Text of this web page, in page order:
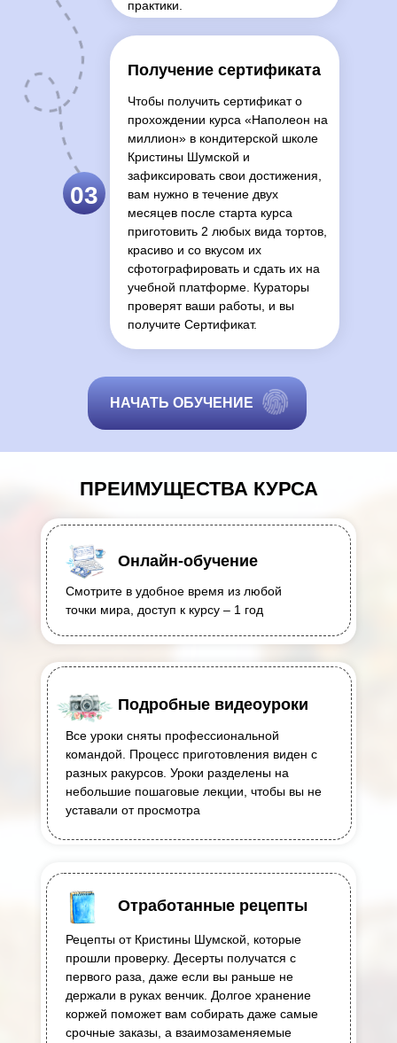
практики.
Получение сертификата
Чтобы получить сертификат о
прохождении курса «Наполеон на
миллион» в кондитерской школе
Кристины Шумской и
зафиксировать свои достижения,
вам нужно в течение двух
месяцев после старта курса
приготовить 2 любых вида тортов,
красиво и со вкусом их
сфотографировать и сдать их на
учебной платформе. Кураторы
проверят ваши работы, и вы
получите Сертификат.
НАЧАТЬ ОБУЧЕНИЕ
03
Онлайн-обучение
ПРЕИМУЩЕСТВА КУРСА
Смотрите в удобное время из любой
точки мира, доступ к курсу – 1 год
Подробные видеоуроки
Все уроки сняты профессиональной
командой. Процесс приготовления виден с
разных ракурсов. Уроки разделены на
небольшие пошаговые лекции, чтобы вы не
уставали от просмотра
Отработанные рецепты
Рецепты от Кристины Шумской, которые
прошли проверку. Десерты получатся с
первого раза, даже если вы раньше не
держали в руках венчик. Долгое хранение
коржей поможет вам собирать даже самые
срочные заказы, а взаимозаменяемые